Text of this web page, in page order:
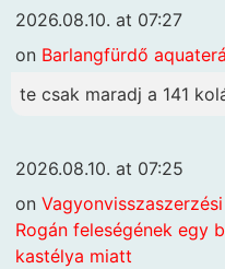
2026.08.10. at 07:27
on Barlangfürdő
te csak maradj a 141
2026.08.10. at 07:25
on
Rogán feleségének egy
kastélya miatt